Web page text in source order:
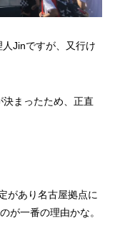
Jinですが、又行け
まったため、正直
があり名古屋拠点に
が一番の理由かな。